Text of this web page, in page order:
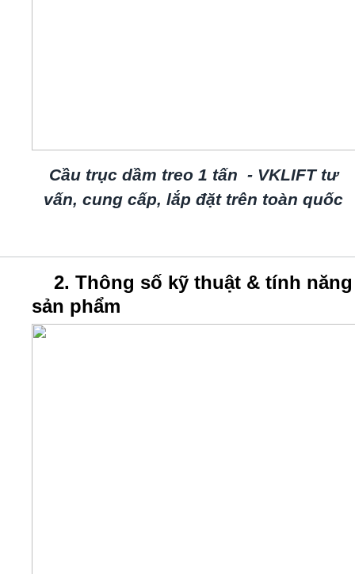
Cầu trục dầm treo 1 tấn - VKLIFT tư
vấn, cung cấp, lắp đặt trên toàn quốc
2. Thông số kỹ thuật & tính năng
sản phẩm